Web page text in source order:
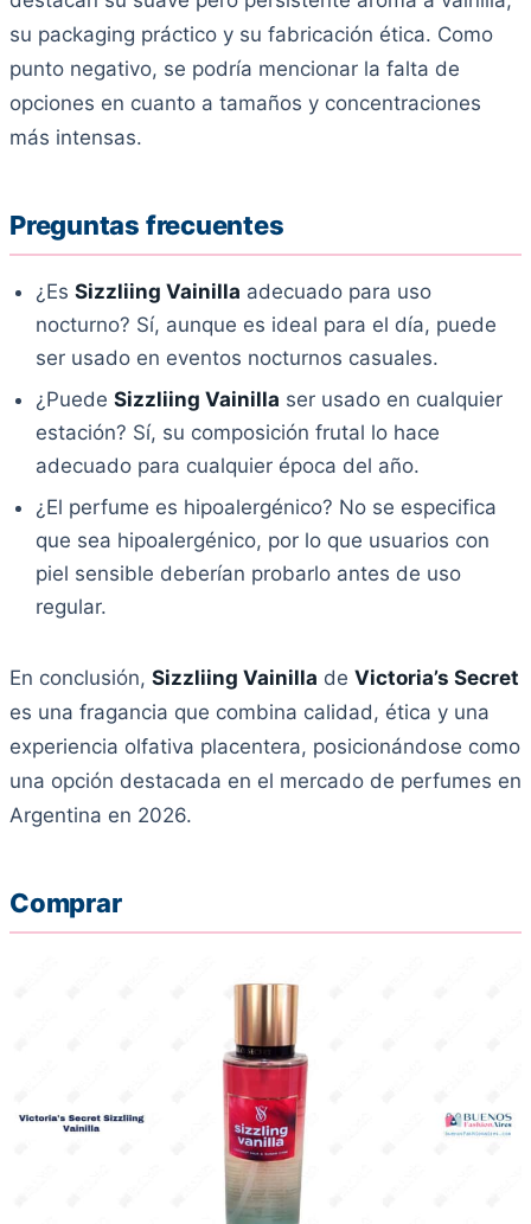
su packaging práctico y su fabricación ética. Como
punto negativo, se podría mencionar la falta de
opciones en cuanto a tamaños y concentraciones
más intensas.
Preguntas frecuentes
¿Es Sizzliing Vainilla adecuado para uso
nocturno? Sí, aunque es ideal para el día, puede
ser usado en eventos nocturnos casuales.
¿Puede Sizzliing Vainilla ser usado en cualquier
estación? Sí, su composición frutal lo hace
adecuado para cualquier época del año.
¿El perfume es hipoalergénico? No se especifica
que sea hipoalergénico, por lo que usuarios con
piel sensible deberían probarlo antes de uso
regular.
En conclusión, Sizzliing Vainilla de Victoria’s Secret
es una fragancia que combina calidad, ética y una
experiencia olfativa placentera, posicionándose como
una opción destacada en el mercado de perfumes en
Argentina en 2026.
Comprar